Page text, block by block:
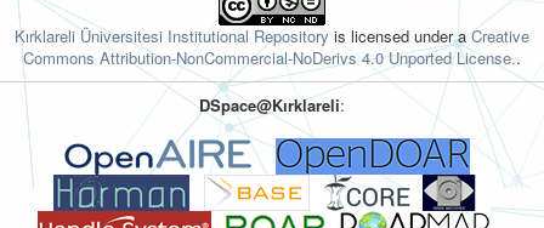
Kırklareli Üniversitesi Institutional Repository is licensed under aCreative
Commons Attribution-NonCommercial-NoDerivs 4.0 Unported License..
DSpace@Kırklareli: